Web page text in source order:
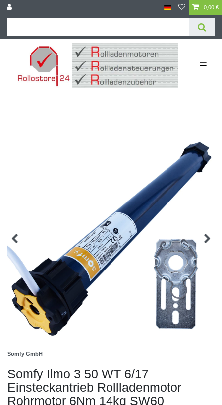
0,00 €
☰
Somfy GmbH
Somfy Ilmo 3 50 WT 6/17
Einsteckantrieb Rollladenmotor
Rohrmotor 6Nm 14kg SW60